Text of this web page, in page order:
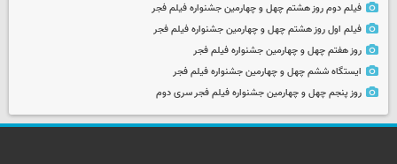
فیلم دوم روز هشتم چهل و چهارمین جشنواره فیلم فجر
فیلم اول روز هشتم چهل و چهارمین جشنواره فیلم فجر
روز هفتم چهل و چهارمین جشنواره فیلم فجر
ایستگاه ششم چهل و چهارمین جشنواره فیلم فجر
روز پنجم چهل و چهارمین جشنواره فیلم فجر سری دوم